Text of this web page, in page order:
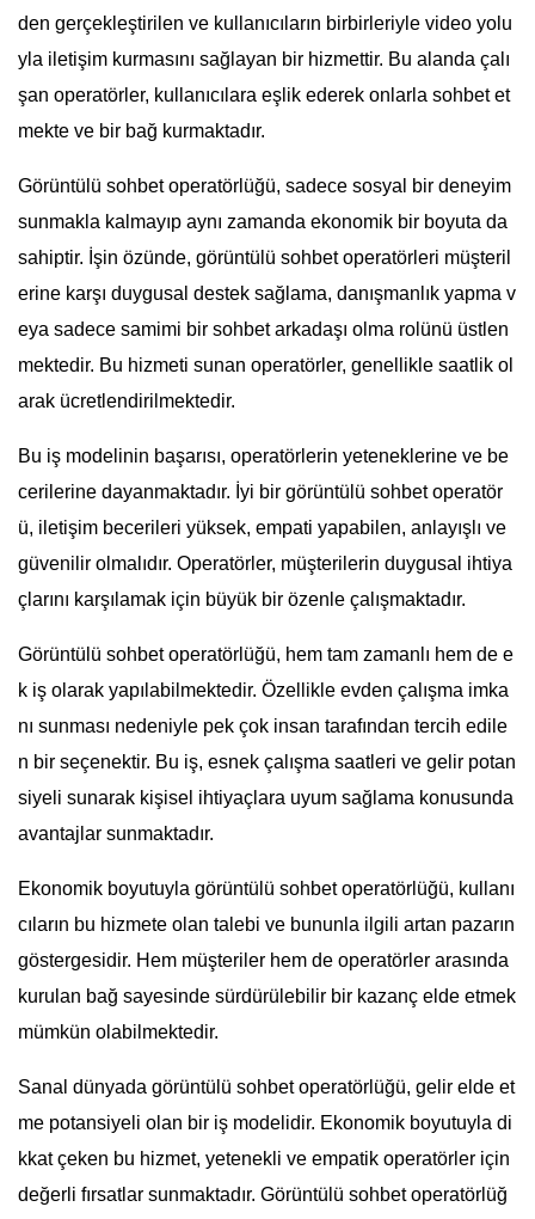
den gerçekleştirilen ve kullanıcıların birbirleriyle video yolu
yla iletişim kurmasını sağlayan bir hizmettir. Bu alanda çalı
şan operatörler, kullanıcılara eşlik ederek onlarla sohbet et
mekte ve bir bağ kurmaktadır.
Görüntülü sohbet operatörlüğü, sadece sosyal bir deneyim
sunmakla kalmayıp aynı zamanda ekonomik bir boyuta da
sahiptir. İşin özünde, görüntülü sohbet operatörleri müşteril
erine karşı duygusal destek sağlama, danışmanlık yapma v
eya sadece samimi bir sohbet arkadaşı olma rolünü üstlen
mektedir. Bu hizmeti sunan operatörler, genellikle saatlik ol
arak ücretlendirilmektedir.
Bu iş modelinin başarısı, operatörlerin yeteneklerine ve be
cerilerine dayanmaktadır. İyi bir görüntülü sohbet operatör
ü, iletişim becerileri yüksek, empati yapabilen, anlayışlı ve
güvenilir olmalıdır. Operatörler, müşterilerin duygusal ihtiya
çlarını karşılamak için büyük bir özenle çalışmaktadır.
Görüntülü sohbet operatörlüğü, hem tam zamanlı hem de e
k iş olarak yapılabilmektedir. Özellikle evden çalışma imka
nı sunması nedeniyle pek çok insan tarafından tercih edile
n bir seçenektir. Bu iş, esnek çalışma saatleri ve gelir potan
siyeli sunarak kişisel ihtiyaçlara uyum sağlama konusunda
avantajlar sunmaktadır.
Ekonomik boyutuyla görüntülü sohbet operatörlüğü, kullanı
cıların bu hizmete olan talebi ve bununla ilgili artan pazarın
göstergesidir. Hem müşteriler hem de operatörler arasında
kurulan bağ sayesinde sürdürülebilir bir kazanç elde etmek
mümkün olabilmektedir.
Sanal dünyada görüntülü sohbet operatörlüğü, gelir elde et
me potansiyeli olan bir iş modelidir. Ekonomik boyutuyla di
kkat çeken bu hizmet, yetenekli ve empatik operatörler için
değerli fırsatlar sunmaktadır. Görüntülü sohbet operatörlüğ